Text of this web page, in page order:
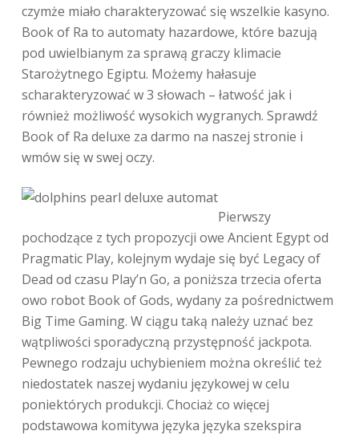
czymże miało charakteryzować się wszelkie kasyno.
Book of Ra to automaty hazardowe, które bazują
pod uwielbianym za sprawą graczy klimacie
Starożytnego Egiptu. Możemy hałasuje
scharakteryzować w 3 słowach – łatwość jak i
również możliwość wysokich wygranych. Sprawdź
Book of Ra deluxe za darmo na naszej stronie i
wmów się w swej oczy.
Pierwszy
pochodzące z tych propozycji owe Ancient Egypt od
Pragmatic Play, kolejnym wydaje się być Legacy of
Dead od czasu Play’n Go, a poniższa trzecia oferta
owo robot Book of Gods, wydany za pośrednictwem
Big Time Gaming. W ciągu taką należy uznać bez
wątpliwości sporadyczną przystępność jackpota.
Pewnego rodzaju uchybieniem można określić też
niedostatek naszej wydaniu językowej w celu
poniektórych produkcji. Chociaż co więcej
podstawowa komitywa języka języka szekspira